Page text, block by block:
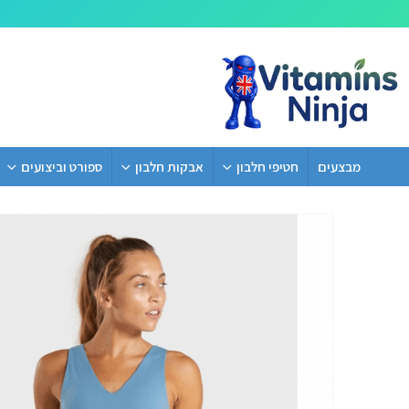
מבצעים חטיפי חלבון אבקות חלבון ספורט וביצועים